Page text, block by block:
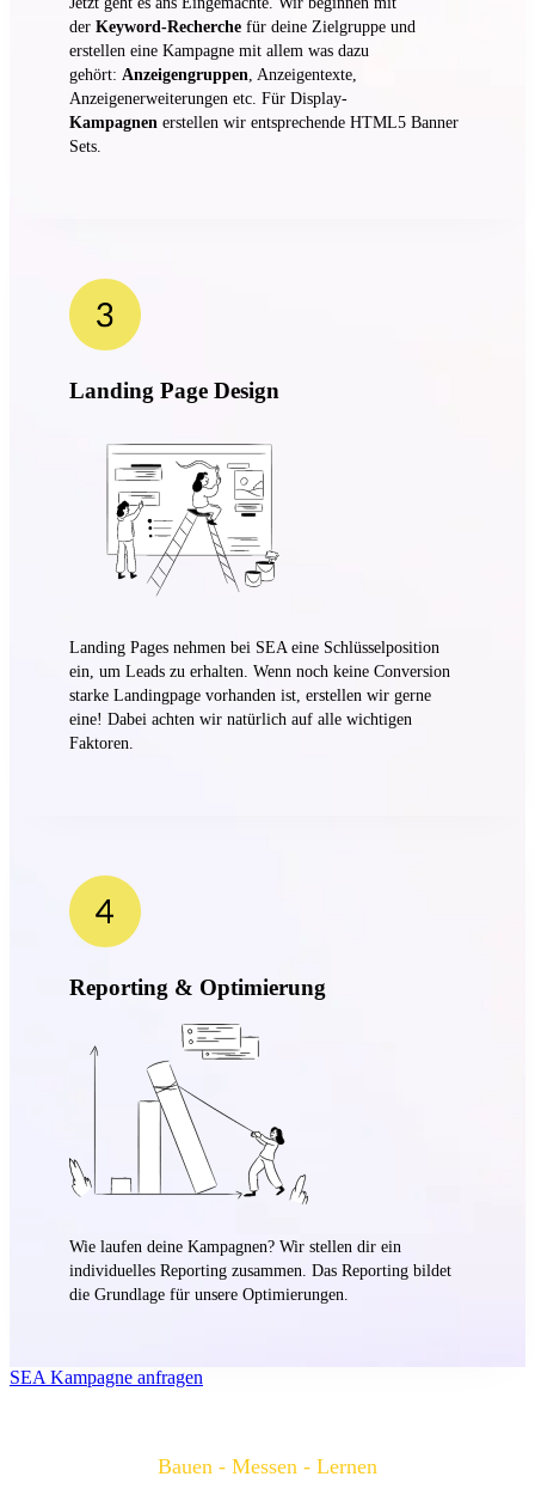
der Keyword-Recherche für deine Zielgruppe und
erstellen eine Kampagne mit allem was dazu
gehört: Anzeigengruppen , Anzeigentexte,
Anzeigenerweiterungen etc. Für Display-
Kampagnen erstellen wir entsprechende HTML5 Banner
Sets.
Landing Page Design
Landing Pages nehmen bei SEA eine Schlüsselposition
ein, um Leads zu erhalten. Wenn noch keine Conversion
starke Landingpage vorhanden ist, erstellen wir gerne
eine! Dabei achten wir natürlich auf alle wichtigen
Faktoren.
Reporting & Optimierung
Wie laufen deine Kampagnen? Wir stellen dir ein
individuelles Reporting zusammen. Das Reporting bildet
die Grundlage für unsere Optimierungen.
SEA Kampagne anfragen
Bauen - Messen - Lernen